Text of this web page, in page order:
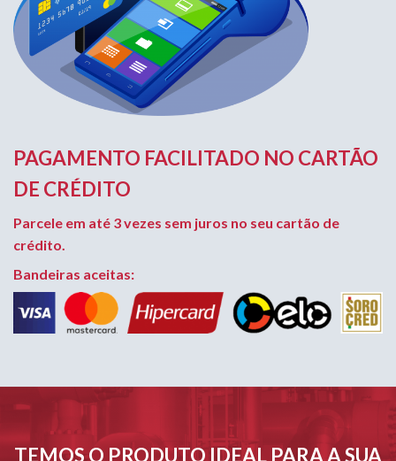
PAGAMENTO FACILITADO NO CARTÃO
DE CRÉDITO
Parcele em até 3 vezes sem juros no seu cartão de
crédito.
Bandeiras aceitas:
TEMOS O PRODUTO IDEAL PARA A SUA